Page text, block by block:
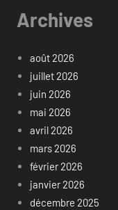
Archives
août 2026
juillet 2026
juin 2026
mai 2026
avril 2026
mars 2026
février 2026
janvier 2026
décembre 2025